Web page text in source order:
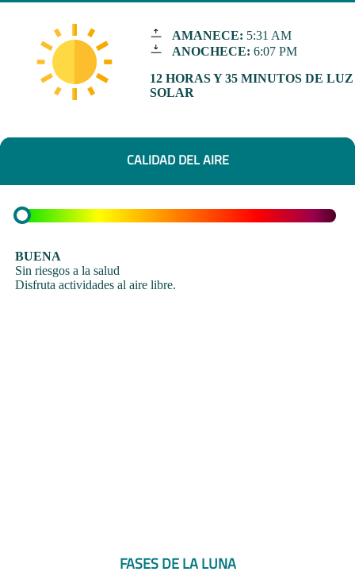
AMANECE: 5:31 AM
ANOCHECE: 6:07 PM
12 HORAS Y 35 MINUTOS DE LUZ
SOLAR
CALIDAD DEL AIRE
BUENA
Sin riesgos a la salud
Disfruta actividades al aire libre.
FASES DE LA LUNA